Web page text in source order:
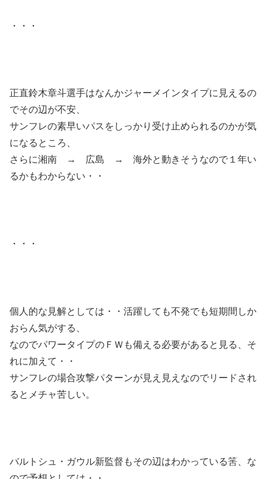
・・・
正直鈴木章斗選手はなんかジャーメインタイプに見えるの
でその辺が不安、
サンフレの素早いパスをしっかり受け止められるのかが気
になるところ、
さらに湘南 → 広島 → 海外と動きそうなので１年い
るかもわからない・・
・・・
個人的な見解としては・・活躍しても不発でも短期間しか
おらん気がする、
なのでパワータイプのＦＷも備える必要があると見る、そ
れに加えて・・
サンフレの場合攻撃パターンが見え見えなのでリードされ
るとメチャ苦しい。
バルトシュ・ガウル新監督もその辺はわかっている筈、な